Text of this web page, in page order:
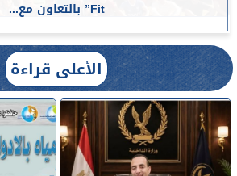
Fit” بالتعاون مع...
الأعلى قراءة